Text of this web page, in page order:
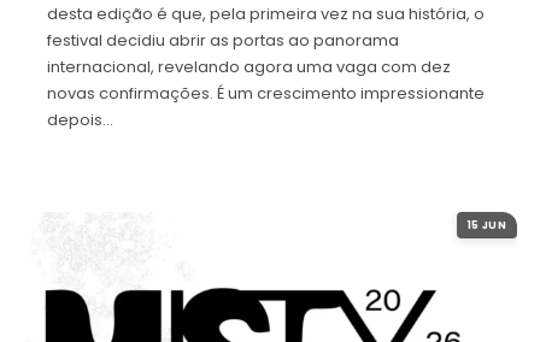
desta edição é que, pela primeira vez na sua história, o
festival decidiu abrir as portas ao panorama
internacional, revelando agora uma vaga com dez
novas confirmações. É um crescimento impressionante
depois…
15 JUN